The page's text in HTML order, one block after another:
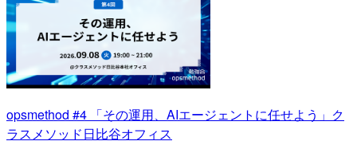
opsmethod #4 「その運用、AIエージェントに任せよう」ク
ラスメソッド日比谷オフィス